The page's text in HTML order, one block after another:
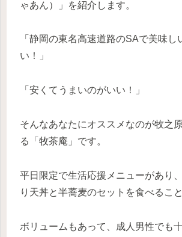
ゃあん）」を紹介します。
「静岡の東名高速道路のSAで美味し
い！」
「安くてうまいのがいい！」
そんなあなたにオススメなのが牧之
る「牧茶庵」です。
平日限定で生活応援メニューがあり
り天丼と半蕎麦のセットを食べるこ
ボリュームもあって、成人男性でも